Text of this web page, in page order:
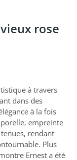
rose
à travers
dans des
à la fois
empreinte
rendant
Plus
Ernest a été